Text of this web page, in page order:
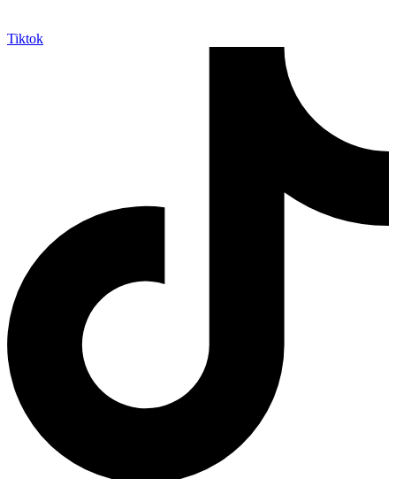
Tiktok